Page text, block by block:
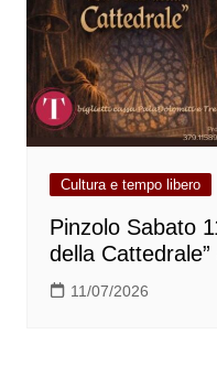
Cultura e tempo libero
Pinzolo Sabato
della
11/07/2026